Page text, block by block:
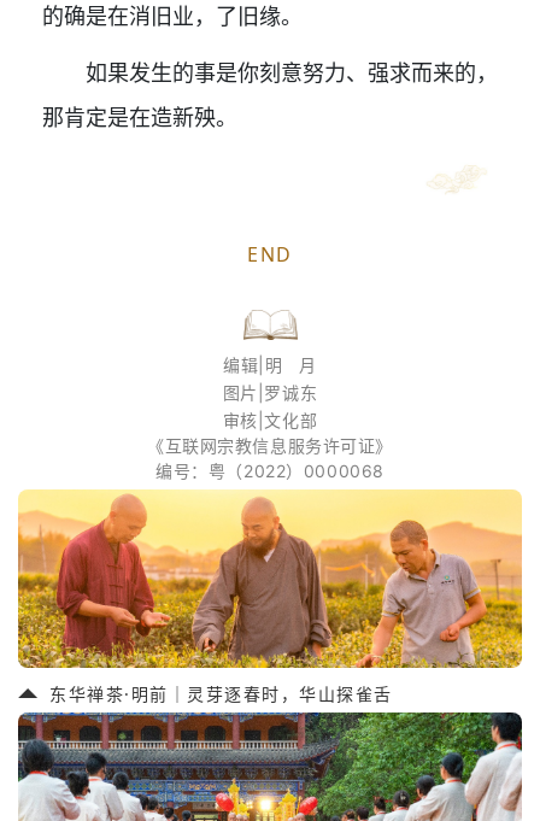
的确是在消旧业，了旧缘。
如果发生的事是你刻意努力、强求而来的，
那肯定是在造新殃。
END
编辑|明 月
图片|罗诚东
审核|文化部
《互联网宗教信息服务许可证》
编号：粤（2022）0000068
东华禅茶·明前｜灵芽逐春时，华山探雀舌